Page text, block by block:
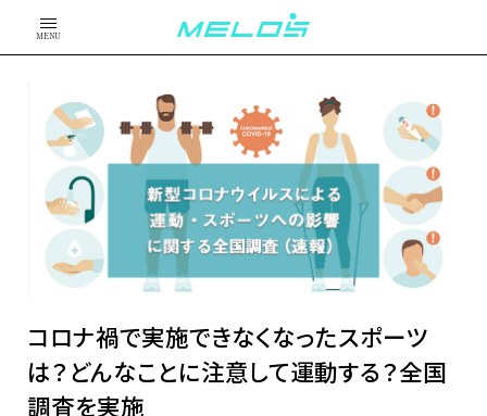
MENU
コロナ禍で実施できなくなったスポーツ
は？どんなことに注意して運動する？全国
調査を実施